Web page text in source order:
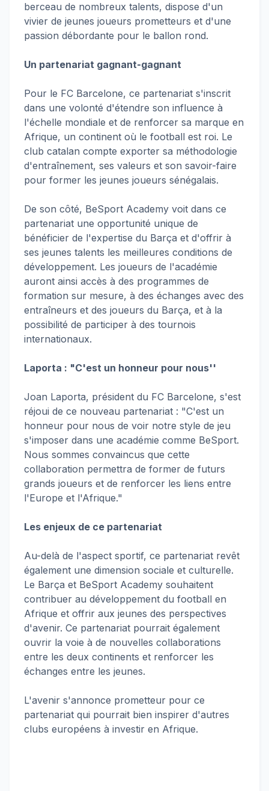
berceau de nombreux talents, dispose d'un
vivier de jeunes joueurs prometteurs et d'une
passion débordante pour le ballon rond.
Un partenariat gagnant-gagnant
Pour le FC Barcelone, ce partenariat s'inscrit
dans une volonté d'étendre son influence à
l'échelle mondiale et de renforcer sa marque en
Afrique, un continent où le football est roi. Le
club catalan compte exporter sa méthodologie
d'entraînement, ses valeurs et son savoir-faire
pour former les jeunes joueurs sénégalais.
De son côté, BeSport Academy voit dans ce
partenariat une opportunité unique de
bénéficier de l'expertise du Barça et d'offrir à
ses jeunes talents les meilleures conditions de
développement. Les joueurs de l'académie
auront ainsi accès à des programmes de
formation sur mesure, à des échanges avec des
entraîneurs et des joueurs du Barça, et à la
possibilité de participer à des tournois
internationaux.
Laporta : "C'est un honneur pour nous''
Joan Laporta, président du FC Barcelone, s'est
réjoui de ce nouveau partenariat : "C'est un
honneur pour nous de voir notre style de jeu
s'imposer dans une académie comme BeSport.
Nous sommes convaincus que cette
collaboration permettra de former de futurs
grands joueurs et de renforcer les liens entre
l'Europe et l'Afrique."
Les enjeux de ce partenariat
Au-delà de l'aspect sportif, ce partenariat revêt
également une dimension sociale et culturelle.
Le Barça et BeSport Academy souhaitent
contribuer au développement du football en
Afrique et offrir aux jeunes des perspectives
d'avenir. Ce partenariat pourrait également
ouvrir la voie à de nouvelles collaborations
entre les deux continents et renforcer les
échanges entre les jeunes.
L'avenir s'annonce prometteur pour ce
partenariat qui pourrait bien inspirer d'autres
clubs européens à investir en Afrique.